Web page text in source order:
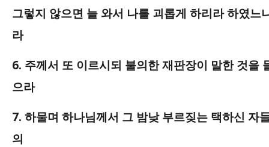
그렇지 않으면 늘 와서 나를 괴롭게 하리라 하였느
라
6. 주께서 또 이르시되 불의한 재판장이 말한 것을
으라
7. 하물며 하나님께서 그 밤낮 부르짖는 택하신 자
의